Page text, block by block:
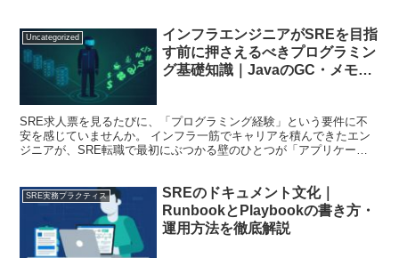
Uncategorized
インフラエンジニアがSREを目指
す前に押さえるべきプログラミン
グ基礎知識｜JavaのGC・メモリ
SRE求人票を見るたびに、「プログラミング経験」という要件に不
安を感じていませんか。 インフラ一筋でキャリアを積んできたエン
ジニアが、SRE転職で最初にぶつかる壁のひとつが「アプリケーシ
SRE実務プラクティス
SREのドキュメント文化｜
RunbookとPlaybookの書き方・
運用方法を徹底解説